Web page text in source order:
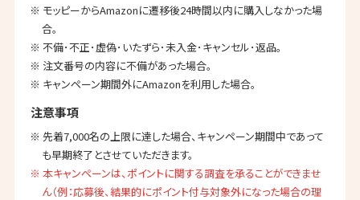
※ モッピーからAmazonに遷移後24時間以内に購入しなかった場
合。
※ 不備･不正･虚偽･いたずら･未入金･キャンセル･返品。
※ 注文番号の内容に不備があった場合。
※ キャンペーン期間外にAmazonを利用した場合。
注意事項
※ 先着7,000名の上限に達した場合、キャンペーン期間中であって
も早期終了とさせていただきます。
※ 本キャンペーンは、ポイントに関する調査を承ることができませ
ん（例：応募後、結果的にポイント付与対象外になった場合の理